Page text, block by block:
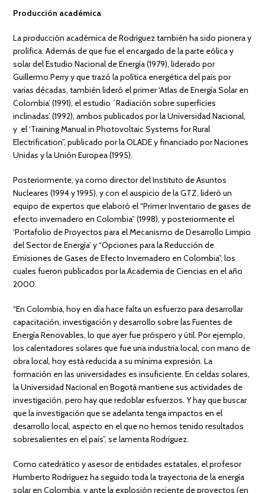
Producción académica
La producción académica de Rodríguez también ha sido pionera y
prolífica. Además de que fue el encargado de la parte eólica y
solar del Estudio Nacional de Energía (1979), liderado por
Guillermo Perry y que trazó la política energética del país por
varias décadas, también lideró el primer ‘Atlas de Energía Solar en
Colombia’ (1991), el estudio `Radiación sobre superficies
inclinadas’ (1992), ambos publicados por la Universidad Nacional,
y el ‘Training Manual in Photovoltaic Systems for Rural
Electrification”, publicado por la OLADE y financiado por Naciones
Unidas y la Unión Europea (1995).
Posteriormente, ya como director del Instituto de Asuntos
Nucleares (1994 y 1995), y con el auspicio de la GTZ, lideró un
equipo de expertos que elaboró el “Primer Inventario de gases de
efecto invernadero en Colombia” (1998), y posteriormente el
‘Portafolio de Proyectos para el Mecanismo de Desarrollo Limpio
del Sector de Energía’ y “Opciones para la Reducción de
Emisiones de Gases de Efecto Invernadero en Colombia”, los
cuales fueron publicados por la Academia de Ciencias en el año
2000.
“En Colombia, hoy en día hace falta un esfuerzo para desarrollar
capacitación, investigación y desarrollo sobre las Fuentes de
Energía Renovables, lo que ayer fue próspero y útil. Por ejemplo,
los calentadores solares que fue una industria local, con mano de
obra local, hoy está reducida a su mínima expresión. La
formación en las universidades es insuficiente. En celdas solares,
la Universidad Nacional en Bogotá mantiene sus actividades de
investigación, pero hay que redoblar esfuerzos. Y hay que buscar
que la investigación que se adelanta tenga impactos en el
desarrollo local, aspecto en el que no hemos tenido resultados
sobresalientes en el país”, se lamenta Rodríguez.
Como catedrático y asesor de entidades estatales, el profesor
Humberto Rodríguez ha seguido toda la trayectoria de la energía
solar en Colombia, y ante la explosión reciente de proyectos (en